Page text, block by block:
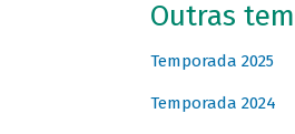
Outras
Temporada 2025
Temporada 2024